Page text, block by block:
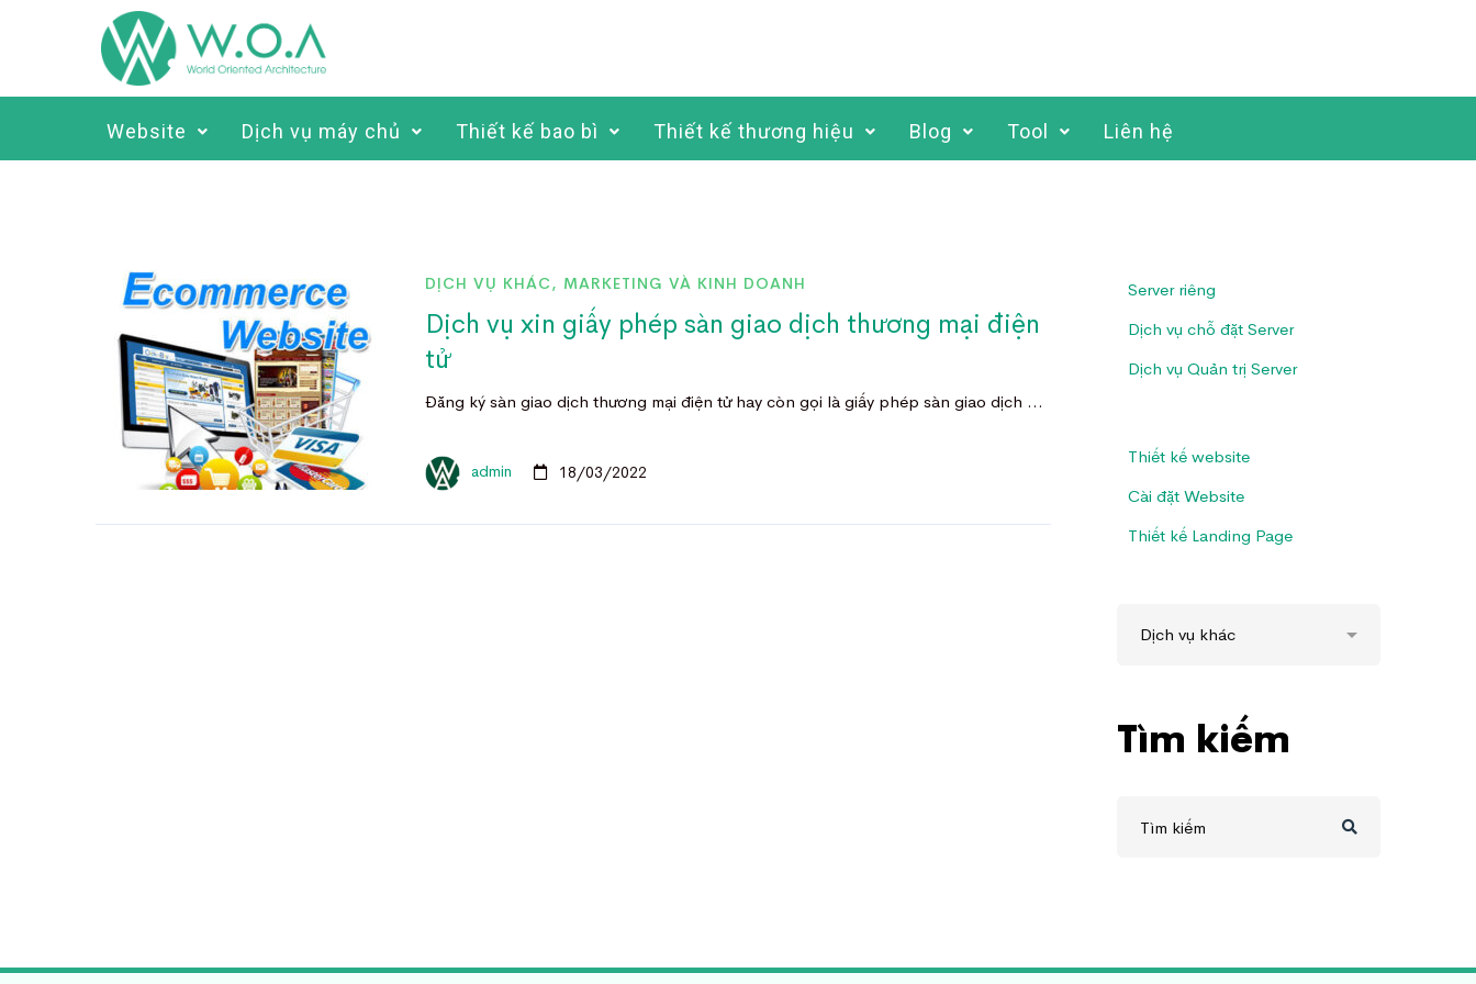
Website Dịch vụ máy chủ Thiết kế bao bì Thiết kế thương hiệu Blog Tool Liên hệ
DỊCH VỤ KHÁC, MARKETING VÀ KINH DOANH
Dịch vụ xin giấy phép sàn giao dịch thương mại điện
tử
Đăng ký sàn giao dịch thương mại điện tử hay còn gọi là giấy phép sàn giao dịch …
admin 18/03/2022
Server riêng
Dịch vụ chỗ đặt Server
Dịch vụ Quản trị Server
Thiết kế website
Cài đặt Website
Thiết kế Landing Page
Tìm kiếm